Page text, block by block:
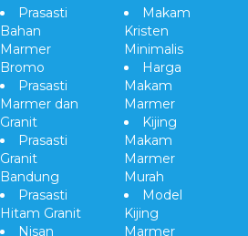
Prasasti
Bahan
Marmer
Bromo
Prasasti
Marmer dan
Granit
Prasasti
Granit
Bandung
Prasasti
Hitam Granit
Nisan
Makam
Kristen
Minimalis
Harga
Makam
Marmer
Kijing
Makam
Marmer
Murah
Model
Kijing
Marmer